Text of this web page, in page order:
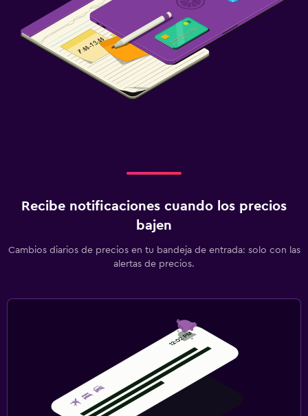
Recibe notificaciones cuando los precios
bajen
Cambios diarios de precios en tu bandeja de entrada: solo con las
alertas de precios.